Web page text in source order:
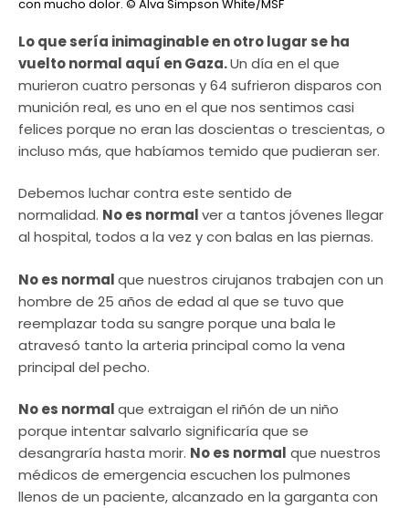
con mucho dolor. © Alva Simpson White/MSF
Lo que sería inimaginable en otro lugar se ha
vuelto normal aquí en Gaza.Un día en el que
murieron cuatro personas y 64 sufrieron disparos con
munición real, es uno en el que nos sentimos casi
felices porque no eran las doscientas o trescientas, o
incluso más, que habíamos temido que pudieran ser.
Debemos luchar contra este sentido de
normalidad. No es normalver a tantos jóvenes llegar
al hospital, todos a la vez y con balas en las piernas.
No es normalque nuestros cirujanos trabajen con un
hombre de 25 años de edad al que se tuvo que
reemplazar toda su sangre porque una bala le
atravesó tanto la arteria principal como la vena
principal del pecho.
No es normalque extraigan el riñón de un niño
porque intentar salvarlo significaría que se
desangraría hasta morir. No es normal que nuestros
médicos de emergencia escuchen los pulmones
llenos de un paciente, alcanzado en la garganta con